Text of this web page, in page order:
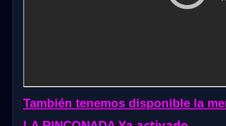
También tenemos disponible la